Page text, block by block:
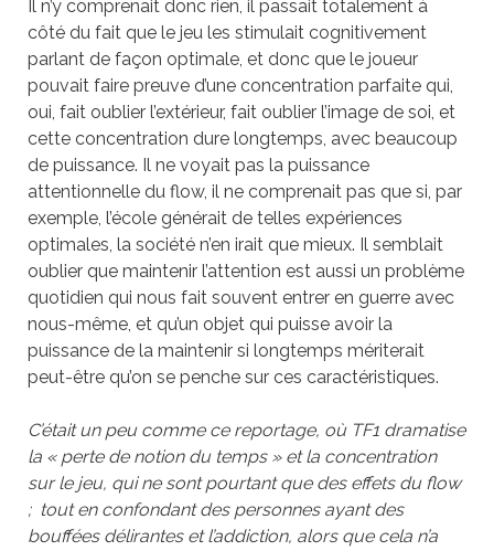
Il n’y comprenait donc rien, il passait totalement à
côté du fait que le jeu les stimulait cognitivement
parlant de façon optimale, et donc que le joueur
pouvait faire preuve d’une concentration parfaite qui,
oui, fait oublier l’extérieur, fait oublier l’image de soi, et
cette concentration dure longtemps, avec beaucoup
de puissance. Il ne voyait pas la puissance
attentionnelle du flow, il ne comprenait pas que si, par
exemple, l’école générait de telles expériences
optimales, la société n’en irait que mieux. Il semblait
oublier que maintenir l’attention est aussi un problème
quotidien qui nous fait souvent entrer en guerre avec
nous-même, et qu’un objet qui puisse avoir la
puissance de la maintenir si longtemps mériterait
peut-être qu’on se penche sur ces caractéristiques.
C’était un peu comme ce reportage, où TF1 dramatise
la « perte de notion du temps » et la concentration
sur le jeu, qui ne sont pourtant que des effets du flow
; tout en confondant des personnes ayant des
bouffées délirantes et l’addiction, alors que cela n’a